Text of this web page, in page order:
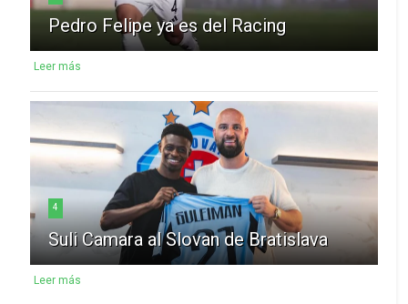
Pedro Felipe ya es del Racing
Leer más
4
Suli Camara al Slovan de Bratislava
Leer más